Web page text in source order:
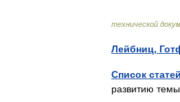
технической
Лейбниц,
Список
развитию